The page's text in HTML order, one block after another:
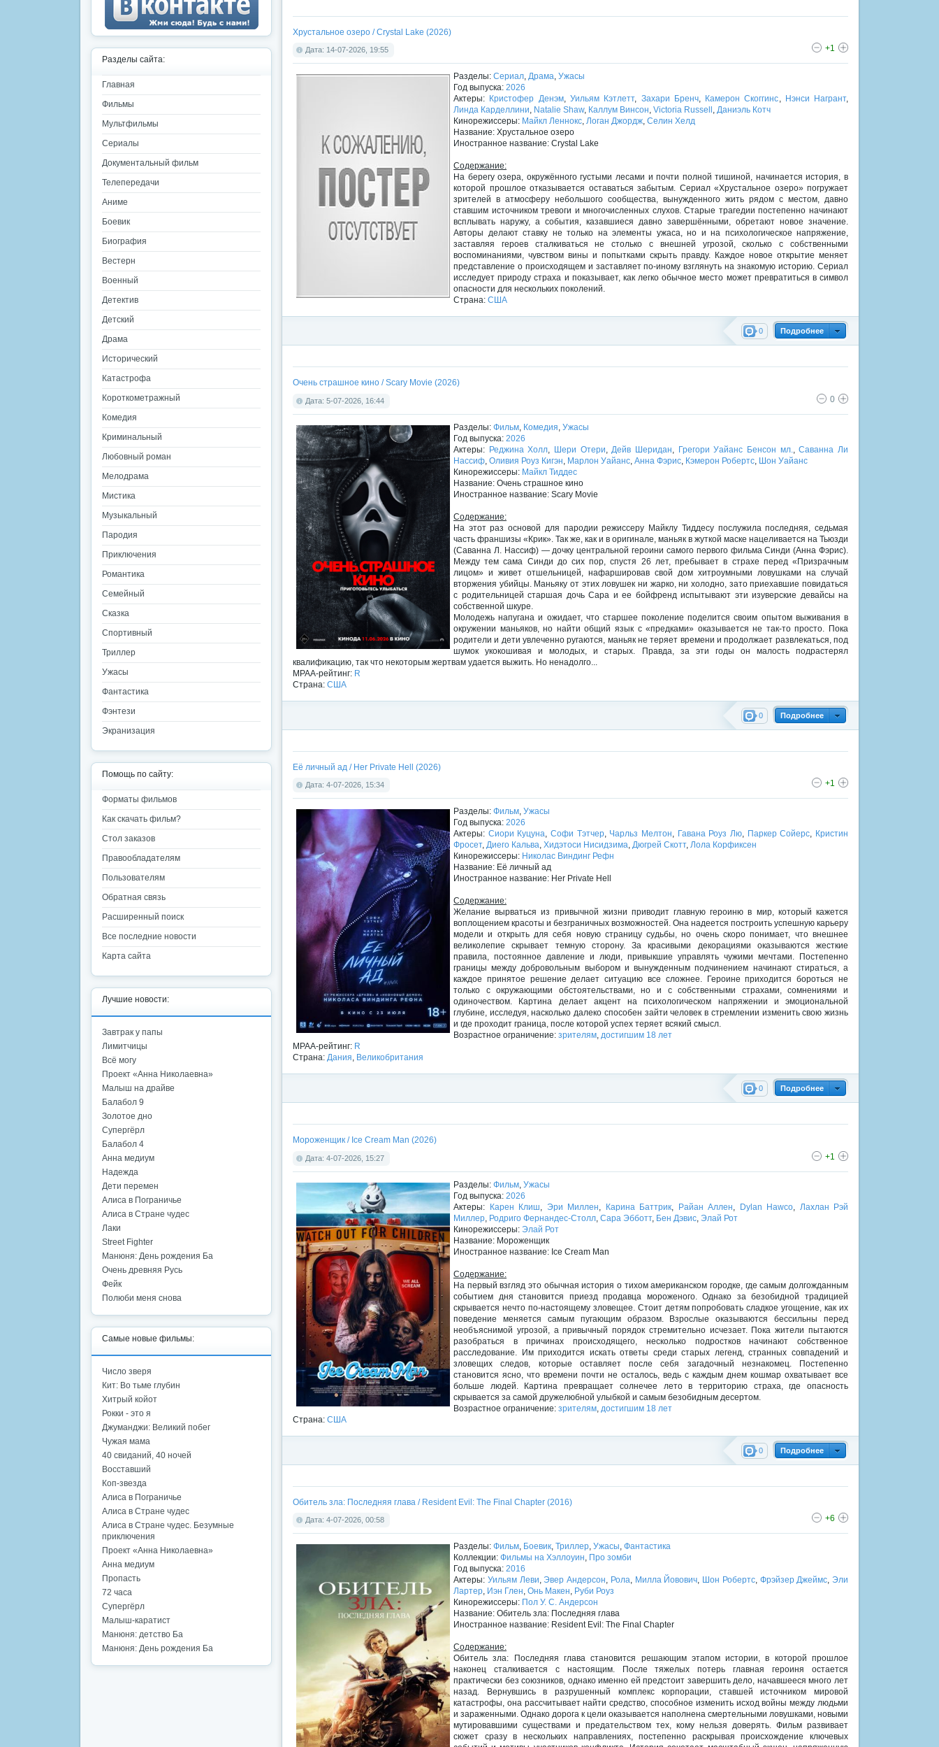
Хрустальное озеро / Crystal Lake (2026)
Дата: 14-07-2026, 19:55 +1
Разделы: Сериал, Драма, Ужасы
Год выпуска: 2026
Актеры: Кристофер Денэм, Уильям Кэтлетт, Захари Бренч, Камерон Скоггинс, Нэнси Награнт,
Линда Карделлини, Natalie Shaw, Каллум Винсон, Victoria Russell , Даниэль Котч
Кинорежиссеры: Майкл Леннокс, Логан Джордж, Селин Хелд
Название: Хрустальное озеро
Иностранное название: Crystal Lake
Содержание:
На берегу озера, окружённого густыми лесами и почти полной тишиной, начинается история, в
которой прошлое отказывается оставаться забытым. Сериал «Хрустальное озеро» погружает
зрителей в атмосферу небольшого сообщества, вынужденного жить рядом с местом, давно
ставшим источником тревоги и многочисленных слухов. Старые трагедии постепенно начинают
всплывать наружу, а события, казавшиеся давно завершёнными, обретают новое значение.
Авторы делают ставку не только на элементы ужаса, но и на психологическое напряжение,
заставляя героев сталкиваться не столько с внешней угрозой, сколько с собственными
воспоминаниями, чувством вины и попытками скрыть правду. Каждое новое открытие меняет
представление о происходящем и заставляет по-иному взглянуть на знакомую историю. Сериал
исследует природу страха и показывает, как легко обычное место может превратиться в символ
опасности для нескольких поколений.
Страна: США
Подробнее
0
Очень страшное кино / Scary Movie (2026)
Дата: 5-07-2026, 16:44 0
Разделы: Фильм Комедия Ужасы
Год выпуска: 2026
Актеры: Реджина Холл Шери Отери Дейв Шеридан Грегори Уайанс Бенсон мл. ,Саванна Ли
Нассиф Оливия Роуз Кигэн Марлон Уайанс Анна Фэрис Кэмерон Робертс Шон Уайанс
Кинорежиссеры: Майкл Тиддес
Название: Очень страшное кино
Иностранное название: Scary Movie
Содержание:
На этот раз основой для пародии режиссеру Майклу Тиддесу послужила последняя, седьмая
часть франшизы «Крик». Так же, как и в оригинале, маньяк в жуткой маске нацеливается на Тьюзди
(Саванна Л. Нассиф) — дочку центральной героини самого первого фильма Синди (Анна Фэрис).
Между тем сама Синди до сих пор, спустя 26 лет, пребывает в страхе перед «Призрачным
лицом» и живет отшельницей, нафаршировав свой дом хитроумными ловушками на случай
вторжения убийцы. Маньяку от этих ловушек ни жарко, ни холодно, зато приехавшие повидаться
с родительницей старшая дочь Сара и ее бойфренд испытывают эти изуверские девайсы на
собственной шкуре.
Молодежь напугана и ожидает, что старшее поколение поделится своим опытом выживания в
окружении маньяков, но найти общий язык с «предками» оказывается не так-то просто. Пока
родители и дети увлеченно ругаются, маньяк не теряет времени и продолжает развлекаться, под
шумок укокошивая и молодых, и старых. Правда, за эти годы он малость подрастерял
квалификацию, так что некоторым жертвам удается выжить. Но ненадолго...
MPAA-рейтинг: R
Страна: США
Подробнее
0
Её личный ад / Her Private Hell (2026)
Дата: 4-07-2026, 15:34 +1
Разделы: Фильм, Ужасы
Год выпуска: 2026
Актеры: Сиори Куцуна,Софи Тэтчер, Чарльз Мелтон, Гавана Роуз Лю, Паркер Сойерс, Кристин
Фросет, Диего Кальва, Хидэтоси Нисидзима, Дюгрей Скотт, Лола Корфиксен
Кинорежиссеры: Николас Виндинг Рефн
Название: Её личный ад
Иностранное название: Her Private Hell
Содержание:
Желание вырваться из привычной жизни приводит главную героиню в мир, который кажется
воплощением красоты и безграничных возможностей. Она надеется построить успешную карьеру
модели и открыть для себя новую страницу судьбы, но очень скоро понимает, что внешнее
великолепие скрывает темную сторону. За красивыми декорациями оказываются жесткие
правила, постоянное давление и люди, привыкшие управлять чужими мечтами. Постепенно
границы между добровольным выбором и вынужденным подчинением начинают стираться, а
каждое принятое решение делает ситуацию все сложнее. Героине приходится бороться не
только с окружающими обстоятельствами, но и с собственными страхами, сомнениями и
одиночеством. Картина делает акцент на психологическом напряжении и эмоциональной
глубине, исследуя, насколько далеко способен зайти человек в стремлении изменить свою жизнь
и где проходит граница, после которой успех теряет всякий смысл.
Возрастное ограничение: зрителям, достигшим 18 лет
MPAA-рейтинг: R
Страна: Дания, Великобритания
Подробнее
0
Мороженщик / Ice Cream Man (2026)
Дата: 4-07-2026, 15:27 +1
Разделы: Фильм Ужасы
Год выпуска: 2026
Актеры: Карен Клиш Эри Миллен Карина Баттрик Райан Аллен Dylan Hawco
Лахлан Рэй
Миллер Родриго Фернандес-Столл Сара Эбботт, Бен Дэвис Элай Рот
Кинорежиссеры: Элай Рот
Название: Мороженщик
Иностранное название: Ice Cream Man
Содержание:
На первый взгляд это обычная история о тихом американском городке, где самым долгожданным
событием дня становится приезд продавца мороженого. Однако за безобидной традицией
скрывается нечто по-настоящему зловещее. Стоит детям попробовать сладкое угощение, как их
поведение меняется самым пугающим образом. Взрослые оказываются бессильны перед
необъяснимой угрозой, а привычный порядок стремительно исчезает. Пока жители пытаются
разобраться в причинах происходящего, несколько подростков начинают собственное
расследование. Им приходится искать ответы среди старых легенд, странных совпадений и
зловещих следов, которые оставляет после себя загадочный незнакомец. Постепенно
становится ясно, что времени почти не осталось, ведь с каждым днем кошмар охватывает все
больше людей. Картина превращает солнечее лето в территорию страха, где опасность
скрывается за самой дружелюбной улыбкой и самым безобидным десертом.
Возрастное ограничение: зрителям достигшим 18 лет
Страна: США
Подробнее
0
Обитель зла: Последняя глава / Resident Evil: The Final Chapter (2016)
Дата: 4-07-2026, 00:58 +6
Разделы: Фильм, Боевик, Триллер, Ужасы, Фантастика
Коллекции: Фильмы на Хэллоуин, Про зомби
Год выпуска: 2016
Актеры: Уильям Леви,Эвер Андерсон, Рола, Милла Йовович, Шон Робертс, Фрэйзер Джеймс, Эли
Лартер, Иэн Глен, Онь Макен, Руби Роуз
Кинорежиссеры: Пол У. С. Андерсон
Название: Обитель зла: Последняя глава
Иностранное название: Resident Evil: The Final Chapter
Содержание:
Обитель зла: Последняя глава становится решающим этапом истории, в которой прошлое
наконец сталкивается с настоящим. После тяжелых потерь главная героиня остается
практически без союзников, однако именно ей предстоит завершить дело, начавшееся много лет
назад. Вернувшись в разрушенный комплекс корпорации, ставшей источником мировой
катастрофы, она рассчитывает найти средство, способное изменить исход войны между людьми
и зараженными. Однако дорога к цели оказывается наполнена смертельными ловушками, новыми
мутировавшими существами и предательством тех, кому нельзя доверять. Фильм развивает
сюжет сразу в нескольких направлениях, постепенно раскрывая происхождение ключевых
Разделы сайта:
Главная
Фильмы
Мультфильмы
Сериалы
Документальный фильм
Телепередачи
Аниме
Боевик
Биография
Вестерн
Военный
Детектив
Детский
Драма
Исторический
Катастрофа
Короткометражный
Комедия
Криминальный
Любовный роман
Мелодрама
Мистика
Музыкальный
Пародия
Приключения
Романтика
Семейный
Сказка
Спортивный
Триллер
Ужасы
Фантастика
Фэнтези
Экранизация
Помощь по сайту:
Форматы фильмов
Как скачать фильм?
Стол заказов
Правообладателям
Пользователям
Обратная связь
Расширенный поиск
Все последние новости
Карта сайта
Лучшие новости:
Завтрак у папы
Лимитчицы
Всё могу
Проект «Анна Николаевна»
Малыш на драйве
Балабол 9
Золотое дно
Супергёрл
Балабол 4
Анна медиум
Надежда
Дети перемен
Алиса в Пограничье
Алиса в Стране чудес
Лаки
Street Fighter
Манюня: День рождения Ба
Очень древняя Русь
Фейк
Полюби меня снова
Самые новые фильмы:
Число зверя
Кит: Во тьме глубин
Хитрый койот
Рокки - это я
Джуманджи: Великий побег
Чужая мама
40 свиданий, 40 ночей
Восставший
Коп-звезда
Алиса в Пограничье
Алиса в Стране чудес
Алиса в Стране чудес. Безумные
приключения
Проект «Анна Николаевна»
Анна медиум
Пропасть
72 часа
Супергёрл
Малыш-каратист
Манюня: детство Ба
Манюня: День рождения Ба